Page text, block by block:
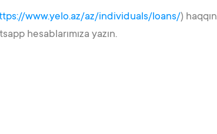
www.yelo.az/az/individuals/loans/)
hesablarımıza yazın.